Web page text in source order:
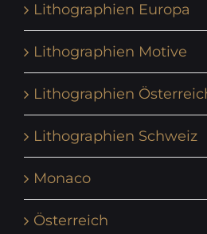
Lithographien Europa
Lithographien Motive
Lithographien
Lithographien Schweiz
Monaco
Österreich